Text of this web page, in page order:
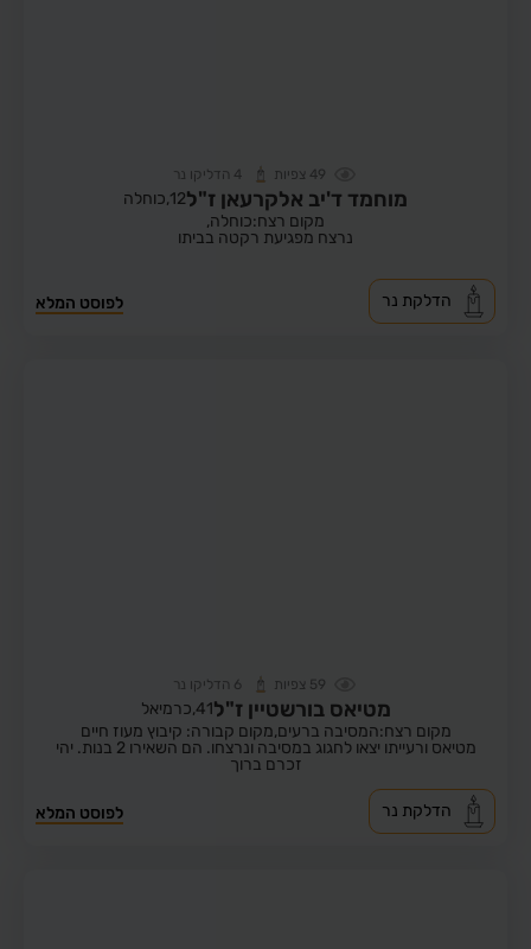
49 צפיות 4 הדליקו נר
מוחמד ד'יב אלקרעאן ז"ל12, כוחלה
מקום רצח:כוחלה,
נרצח מפגיעת רקטה בביתו
לפוסט המלא הדלקת נר
59 צפיות 6 הדליקו נר
מטיאס בורשטיין ז"ל41, כרמיאל
מקום רצח:המסיבה ברעים,מקום קבורה: קיבוץ מעוז חיים
מטיאס ורעייתו יצאו לחגוג במסיבה ונרצחו. הם השאירו 2 בנות. יהי
זכרם ברוך
לפוסט המלא הדלקת נר